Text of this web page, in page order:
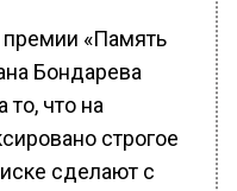
«Память
Бондарева
то, что на
строгое
сделают с